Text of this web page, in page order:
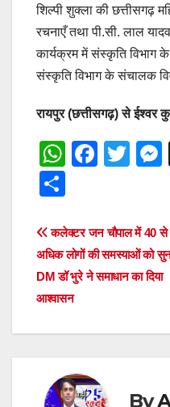
शिल्पी शुक्ला की छत्तीसगढ़
रचनाएँ तथा पी.सी. लाल
कार्यक्रम में संस्कृति विभाग
संस्कृति विभाग के संचालक
रायपुर (छत्तीसगढ़) से ईश्वर
W
s
A
p
p
F
e
b
o
k
T
er e
g
ar
e
Post
navigation
कलेक्टर जन चौपाल में 40 से
अधिक लोगों की समस्याओं को
DM डॉ भुरे ने समाधान का दिया
आश्वासन
By